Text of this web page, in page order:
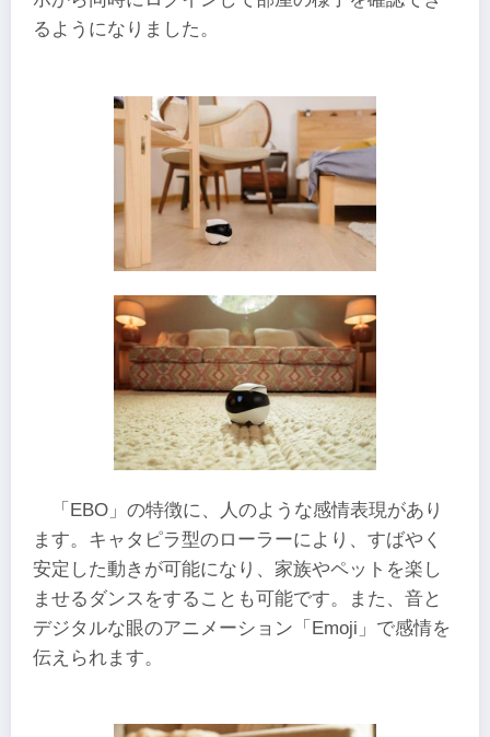
るようになりました。
「EBO」の特徴に、人のような感情表現があり
ます。キャタピラ型のローラーにより、すばやく
安定した動きが可能になり、家族やペットを楽し
ませるダンスをすることも可能です。また、音と
デジタルな眼のアニメーション「Emoji」で感情を
伝えられます。